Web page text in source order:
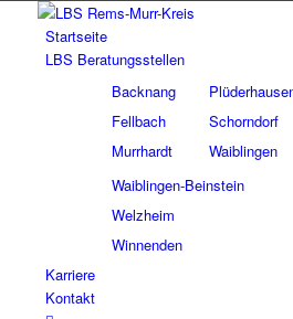
Startseite
LBS Beratungsstellen
Backnang
Fellbach
Murrhardt
Schorndorf
Waiblingen
Waiblingen-Beinstein
Welzheim
Winnenden
Karriere
Kontakt